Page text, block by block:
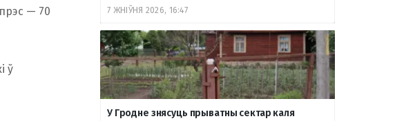
— 70
ў
7 ЖНІЎНЯ 2026, 16:47
У Гродне знясуць прыватны сектар каля